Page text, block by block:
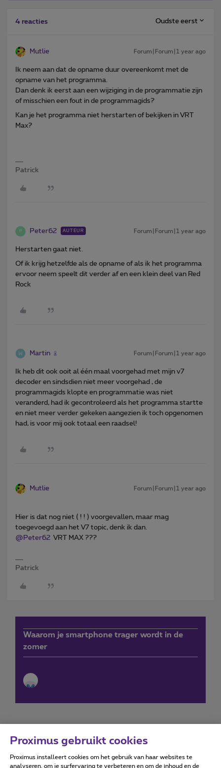
4 reacties Oudste eerst
Mutlie Forum|Forum|1 year ago
Ik neem aan dat de opname duur overeenkomt met de
opname van het programma.
Dan denk ik eerst aan een wijziging in de programmatie zijn
of misschien een fout in de programmagids?
Kan je het programma niet herstarten of bekijken in VRT
Max?
Patrick
P Peter62 AUTEUR Forum|Forum|1 year ago
Herstarten gaat niet.
Of ik krijg hetzelfde als de opname of als ik het programma
ervoor neem speelt dit verder af en een klein deel van Red
Rock
Martin Forum|Forum|1 year ago
Ik heb dit ook ooit al één maal voorgehad met mijn v7
decoder en sindsdien niet meer voorgehad , de
programmagids klopte en programmatie was niet
veranderd, had ik gecontroleerd als het programma startte
en niet meer verder gekeken aangezien ik toch opgenomen
had, is voor mij ook totaal een raadsel!
Mutlie Forum|Forum|1 year ago
Hier is dat nog niet ( ! ! ) voorgevallen, maar mag
toegevoegd aan het V7 topic, denk ik dan.
@Peter62 VRT MAX ???
Patrick
Waarom je smartphone trager wordt in de
zomer
Forumvoorwaarden Accessibility statement
Proximus gebruikt cookies
Proximus installeert cookies om het gebruik van haar websites te
analyseren, om je surfervaring te verbeteren en om de inhoud en de